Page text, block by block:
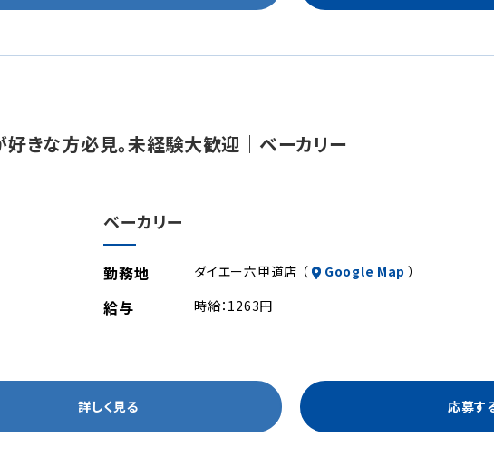
好きな方必見。未経験大歓迎｜ベーカリー
ベーカリー
勤務地 ダイエー六甲道店 （ Google Map ）
給与 時給：1263円
詳しく見る 応募す